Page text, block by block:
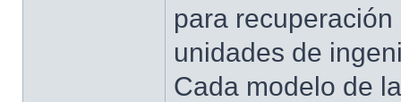
para
unidades de
Cada modelo de